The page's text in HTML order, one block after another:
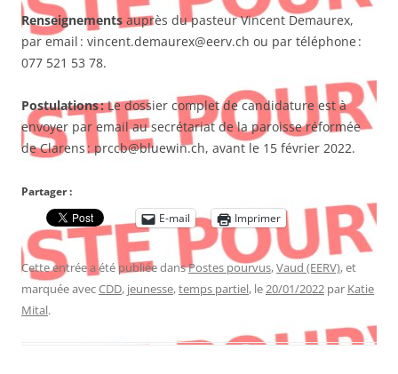
Renseignements auprès du pasteur Vincent Demaurex,
par email : vincent.demaurex@eerv.ch ou par téléphone :
077 521 53 78.
Postulations :Le dossier complet de candidature est à
envoyer par email au secrétariat de la paroisse réformée
de Clarens : prccb@bluewin.ch, avant le 15 février 2022.
Partager :
E-mail
Imprimer
Cette entrée a été publiée dansPostes pourvus,Vaud (EERV), et
marquée avecCDD, jeunesse,temps partiel, le20/01/2022 par Katie
Mital.